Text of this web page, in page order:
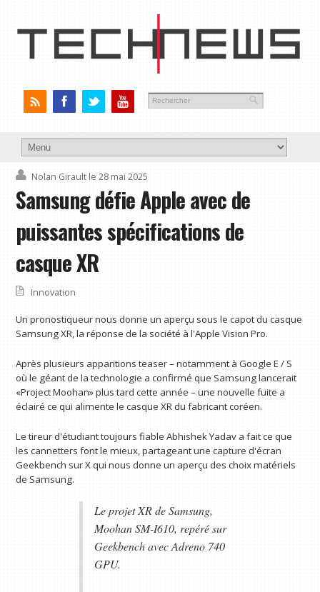
Nolan Girault le 28 mai 2025
Samsung défie Apple avec de
puissantes spécifications de
casque XR
Innovation
Un pronostiqueur nous donne un aperçu sous le capot du casque
Samsung XR, la réponse de la société à l'Apple Vision Pro.
Après plusieurs apparitions teaser – notamment à Google E / S
où le géant de la technologie a confirmé que Samsung lancerait
«Project Moohan» plus tard cette année – une nouvelle fuite a
éclairé ce qui alimente le casque XR du fabricant coréen.
Le tireur d'étudiant toujours fiable Abhishek Yadav a fait ce que
les cannetters font le mieux, partageant une capture d'écran
Geekbench sur X qui nous donne un aperçu des choix matériels
de Samsung.
Le projet XR de Samsung,
Moohan SM-I610, repéré sur
Geekbench avec Adreno 740
GPU.